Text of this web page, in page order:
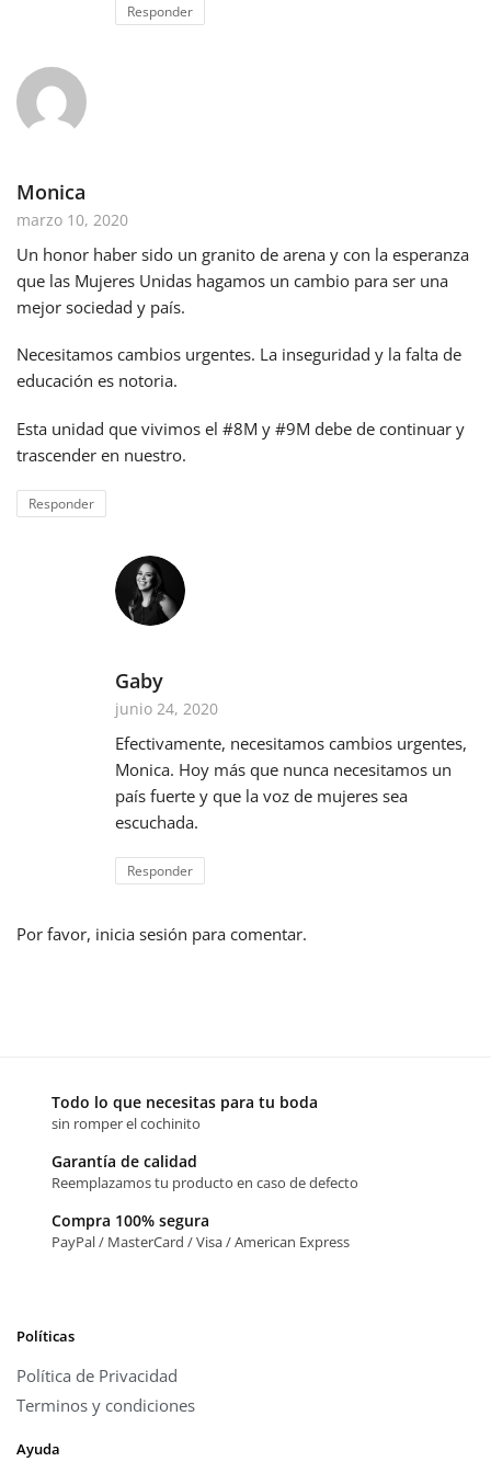
Responder
Monica
marzo 10, 2020
Un honor haber sido un granito de arena y con la esperanza
que las Mujeres Unidas hagamos un cambio para ser una
mejor sociedad y país.
Necesitamos cambios urgentes. La inseguridad y la falta de
educación es notoria.
Esta unidad que vivimos el #8M y #9M debe de continuar y
trascender en nuestro.
Responder
Gaby
junio 24, 2020
Efectivamente, necesitamos cambios urgentes,
Monica. Hoy más que nunca necesitamos un
país fuerte y que la voz de mujeres sea
escuchada.
Responder
Por favor, inicia sesión para comentar.
Todo lo que necesitas para tu boda
sin romper el cochinito
Garantía de calidad
Reemplazamos tu producto en caso de defecto
Compra 100% segura
PayPal / MasterCard / Visa / American Express
Políticas
Política de Privacidad
Terminos y condiciones
Ayuda